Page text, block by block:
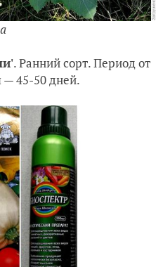
. Ранний сорт. Период от
— 45-50 дней.